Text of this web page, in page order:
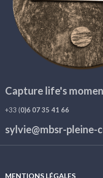
Capture life's
+33 (0)6 07 35 41 66
sylvie@mbsr-pleine-
MENTIONS LÉGALES